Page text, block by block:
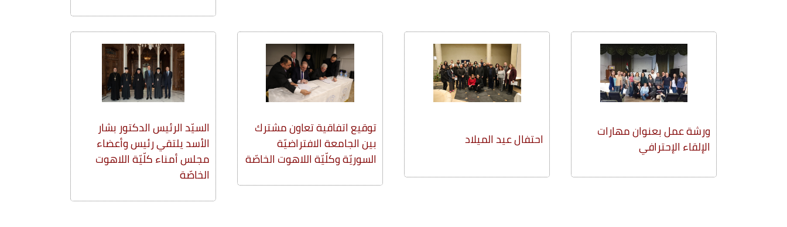
ورشة عمل بعنوان مهارات
الإلقاء الإحترافي
احتفال عيد الميلاد
توقيع اتفاقية تعاون مشترك
بين الجامعة الافتراضيّة
السوريّة وكلّيّة اللاهوت الخاصّة
السيّد الرئيس الدكتور بشار
الأسد يلتقي رئيس وأعضاء
مجلس أمناء كلّيّة اللاهوت
الخاصّة